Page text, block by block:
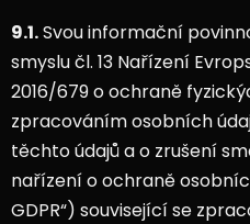
9.1.Svou informační
smyslu čl. 13 Nařízení
2016/679 o ochraně
zpracováním osobních
těchto údajů a o zrušení
nařízení o ochraně
GDPR“) související se